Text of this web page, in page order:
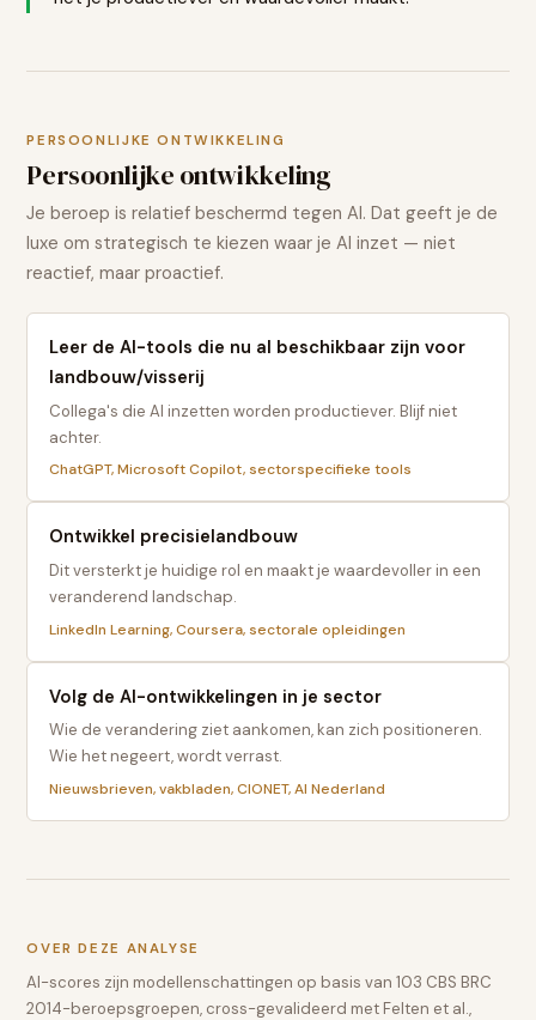
PERSOONLIJKE ONTWIKKELING
Persoonlijke ontwikkeling
Je beroep is relatief beschermd tegen AI. Dat geeft je de
luxe om strategisch te kiezen waar je AI inzet — niet
reactief, maar proactief.
Leer de AI-tools die nu al beschikbaar zijn voor
landbouw/visserij
Collega's die AI inzetten worden productiever. Blijf niet
achter.
ChatGPT, Microsoft Copilot, sectorspecifieke tools
Ontwikkel precisielandbouw
Dit versterkt je huidige rol en maakt je waardevoller in een
veranderend landschap.
LinkedIn Learning, Coursera, sectorale opleidingen
Volg de AI-ontwikkelingen in je sector
Wie de verandering ziet aankomen, kan zich positioneren.
Wie het negeert, wordt verrast.
Nieuwsbrieven, vakbladen, CIONET, AI Nederland
OVER DEZE ANALYSE
AI-scores zijn modellenschattingen op basis van 103 CBS BRC
2014-beroepsgroepen, cross-gevalideerd met Felten et al.,